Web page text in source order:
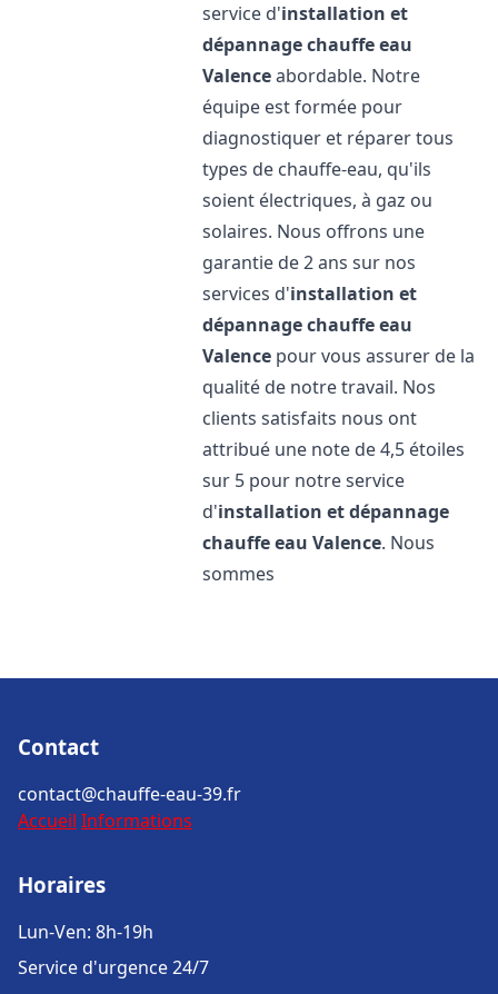
service d'installation et
dépannage chauffe eau
Valenceabordable. Notre
équipe est formée pour
diagnostiquer et réparer tous
types de chauffe-eau, qu'ils
soient électriques, à gaz ou
solaires. Nous offrons une
garantie de 2 ans sur nos
services d'installation et
dépannage chauffe eau
Valence pour vous assurer de la
qualité de notre travail. Nos
clients satisfaits nous ont
attribué une note de 4,5 étoiles
sur 5 pour notre service
d'installation et dépannage
chauffe eau Valence. Nous
sommes
Contact
contact@chauffe-eau-39.fr
Accueil Informations
Horaires
Lun-Ven: 8h-19h
Service d'urgence 24/7